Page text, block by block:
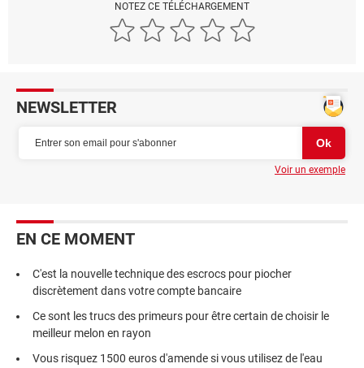
NOTEZ CE TÉLÉCHARGEMENT
NEWSLETTER
Voir un exemple
EN CE MOMENT
C'est la nouvelle technique des escrocs pour piocher
discrètement dans votre compte bancaire
Ce sont les trucs des primeurs pour être certain de choisir le
meilleur melon en rayon
Vous risquez 1500 euros d'amende si vous utilisez de l'eau